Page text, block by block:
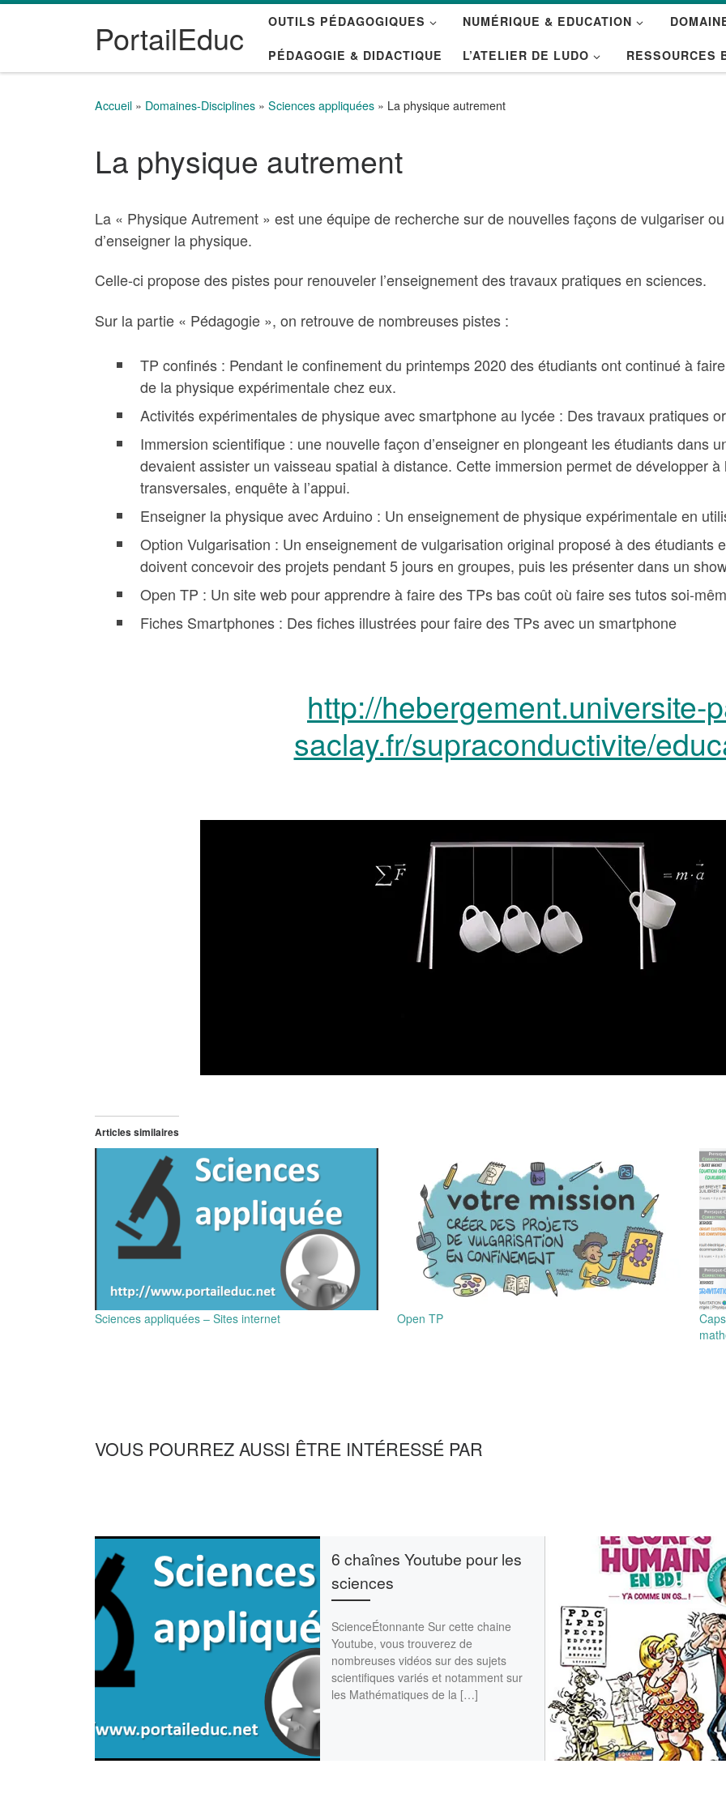
PortailEduc OUTILS PÉDAGOGIQUES NUMÉRIQUE & EDUCATION
PÉDAGOGIE & DIDACTIQUE L’ATELIER DE LUDO RESSOURCES
Accueil » Domaines-Disciplines » Sciences appliquées » La physique autrement
La physique autrement
La « Physique Autrement » est une équipe de recherche sur de nouvelles façons de vulgariser ou
d’enseigner la physique.
Celle-ci propose des pistes pour renouveler l’enseignement des travaux pratiques en sciences.
Sur la partie « Pédagogie », on retrouve de nombreuses pistes :
TP confinés : Pendant le confinement du printemps 2020 des étudiants ont continué à faire
de la physique expérimentale chez eux.
Activités expérimentales de physique avec smartphone au lycée : Des travaux pratiques
Immersion scientifique : une nouvelle façon d’enseigner en plongeant les étudiants dans
devaient assister un vaisseau spatial à distance. Cette immersion permet de développer
transversales, enquête à l’appui.
Enseigner la physique avec Arduino : Un enseignement de physique expérimentale en
Option Vulgarisation : Un enseignement de vulgarisation original proposé à des étudiants
doivent concevoir des projets pendant 5 jours en groupes, puis les présenter dans un
Open TP : Un site web pour apprendre à faire des TPs bas coût où faire ses tutos soi-
Fiches Smartphones : Des fiches illustrées pour faire des TPs avec un smartphone
http://hebergement.universite-
saclay.fr/supraconductivite/
Articles similaires
Sciences appliquées – Sites internet Open TP
VOUS POURREZ AUSSI ÊTRE INTÉRESSÉ PAR
6 chaînes Youtube pour les
sciences
ScienceÉtonnante Sur cette chaine
Youtube, vous trouverez de
nombreuses vidéos sur des sujets
scientifiques variés et notamment sur
les Mathématiques de la […]